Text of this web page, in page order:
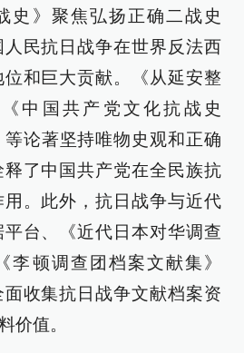
史》聚焦弘扬正确二战史
民抗日战争在世界反法西
和巨大贡献。《从延安整
中国共产党文化抗战史
等论著坚持唯物史观和正确
了中国共产党在全民族抗
。此外，抗日战争与近代
台、《近代日本对华调查
李顿调查团档案文献集》
面收集抗日战争文献档案资
价值。